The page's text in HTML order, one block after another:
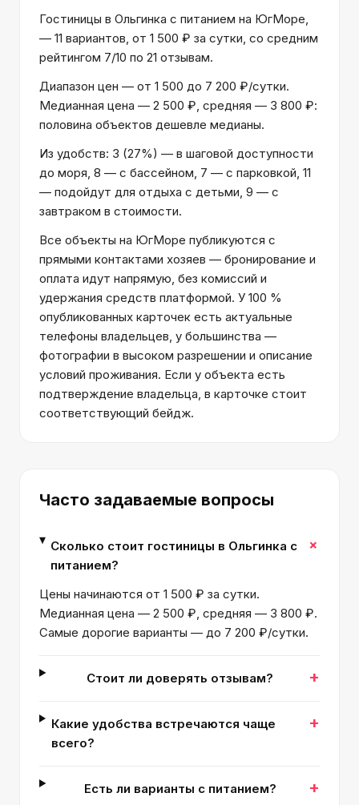
Гостиницы в Ольгинка с питанием на ЮгМоре,
— 11 вариантов, от 1 500 ₽ за сутки, со средним
рейтингом 7/10 по 21 отзывам.
Диапазон цен — от 1 500 до 7 200 ₽/сутки.
Медианная цена — 2 500 ₽, средняя — 3 800 ₽:
половина объектов дешевле медианы.
Из удобств: 3 (27%) — в шаговой доступности
до моря, 8 — с бассейном, 7 — с парковкой, 11
— подойдут для отдыха с детьми, 9 — с
завтраком в стоимости.
Все объекты на ЮгМоре публикуются с
прямыми контактами хозяев — бронирование и
оплата идут напрямую, без комиссий и
удержания средств платформой. У 100 %
опубликованных карточек есть актуальные
телефоны владельцев, у большинства —
фотографии в высоком разрешении и описание
условий проживания. Если у объекта есть
подтверждение владельца, в карточке стоит
соответствующий бейдж.
Часто задаваемые вопросы
Сколько стоит гостиницы в Ольгинка с
питанием?
+
Цены начинаются от 1 500 ₽ за сутки.
Медианная цена — 2 500 ₽, средняя — 3 800 ₽.
Самые дорогие варианты — до 7 200 ₽/сутки.
Стоит ли доверять отзывам? +
Какие удобства встречаются чаще
всего?
+
Есть ли варианты с питанием? +